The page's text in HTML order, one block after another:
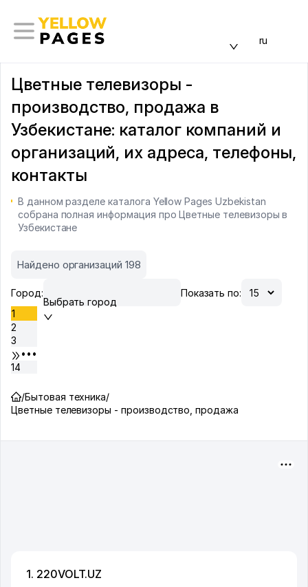
ru
Цветные телевизоры -
производство, продажа в
Узбекистане: каталог компаний и
организаций, их адреса, телефоны,
контакты
В данном разделе каталога Yellow Pages Uzbekistan
собрана полная информация про Цветные телевизоры в
Узбекистане
Найдено организаций 198
Город:
Выбрать город
Показать по:
1
2
3
•••
14
/Бытовая техника/
Цветные телевизоры - производство, продажа
1. 220VOLT.UZ